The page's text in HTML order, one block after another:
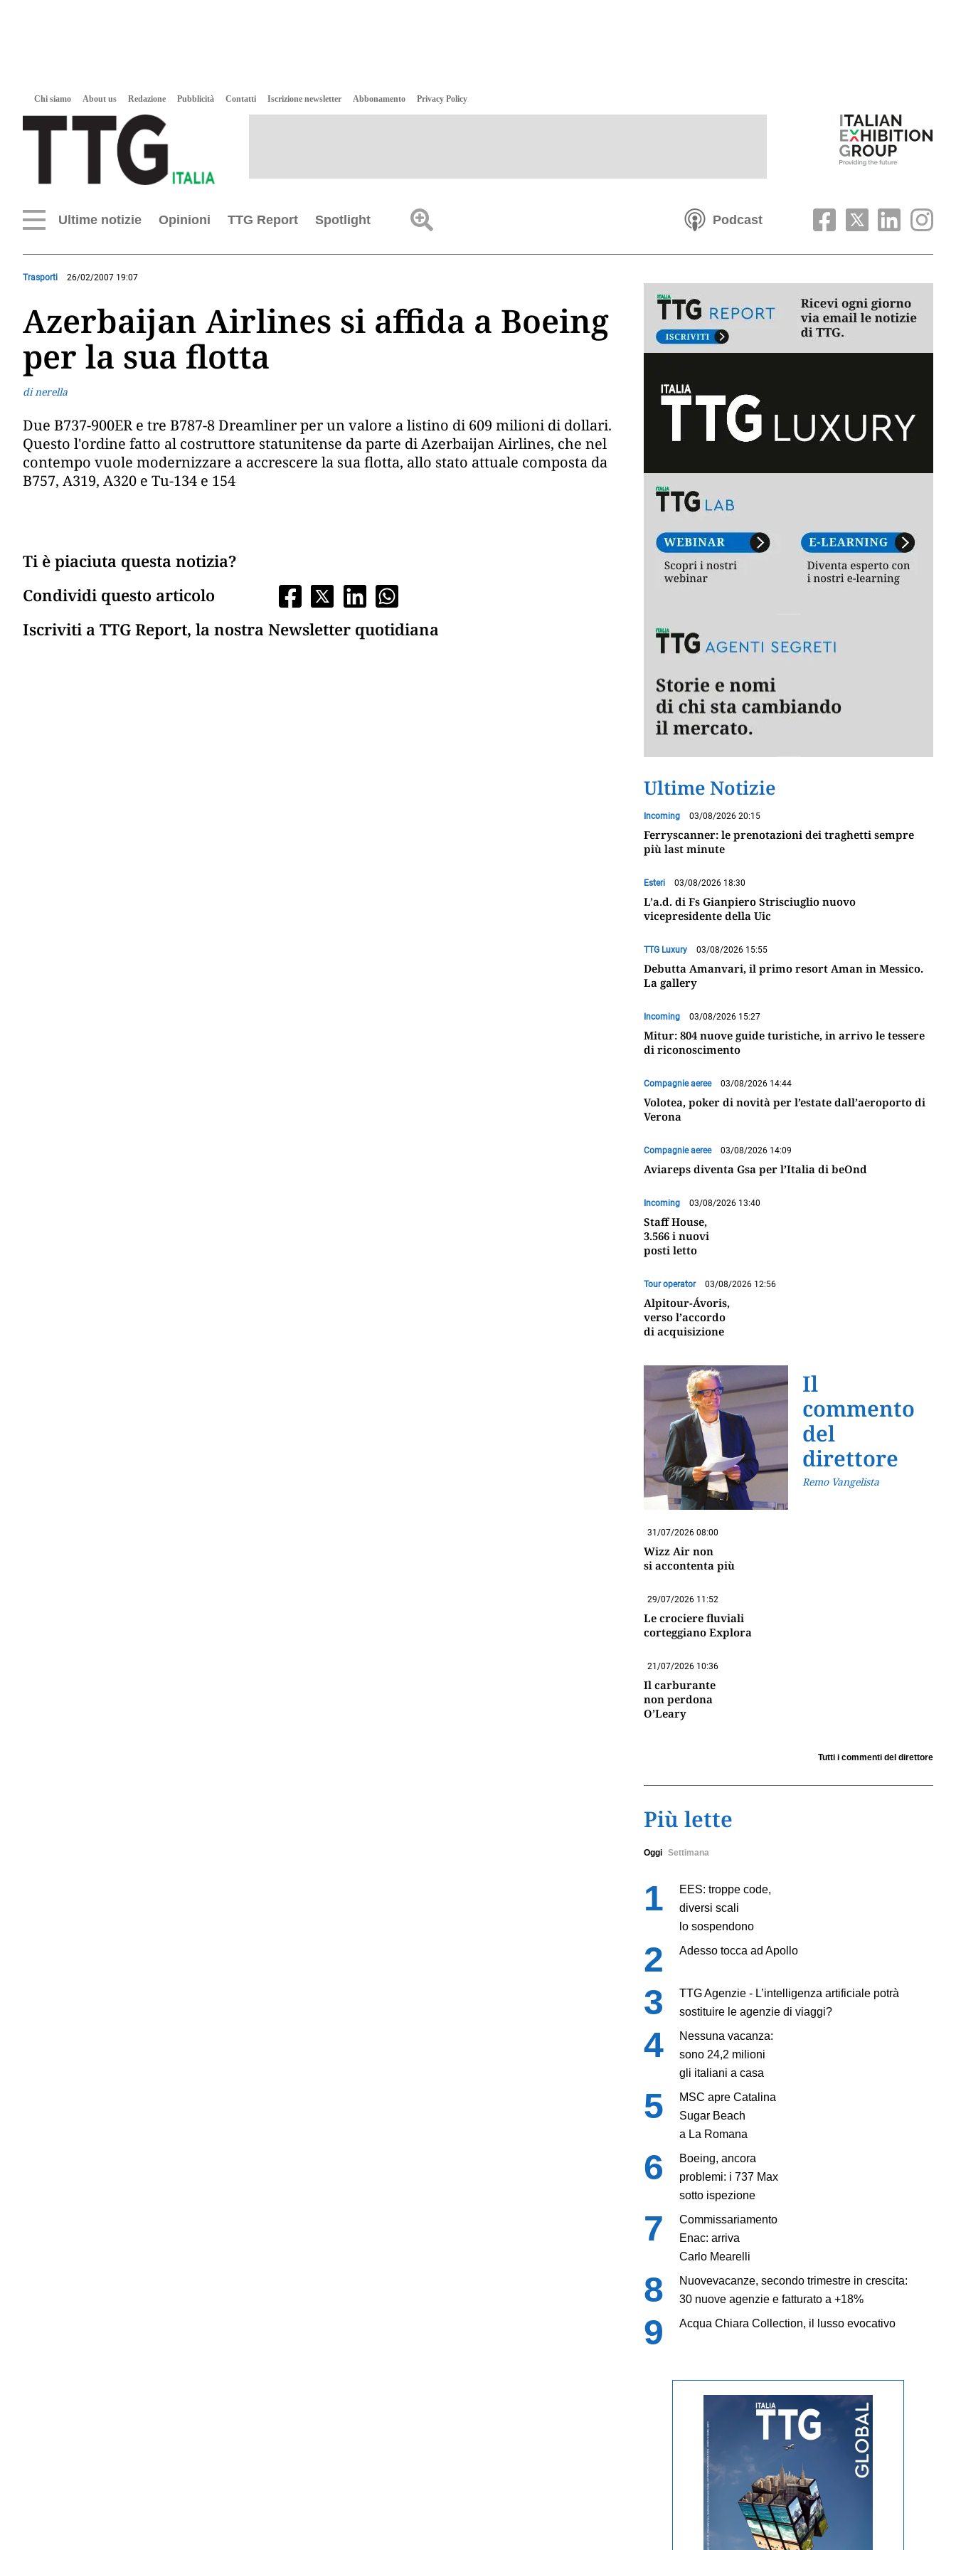
Chi siamo About us Redazione Pubblicità Contatti Iscrizione newsletter Abbonamento Privacy Policy
Ultime notizie Opinioni TTG Report Spotlight Podcast
Trasporti 26/02/2007 19:07
Azerbaijan Airlines si affida a Boeing
per la sua flotta
di nerella
Due B737-900ER e tre B787-8 Dreamliner per un valore a listino di 609 milioni di dollari.
Questo l'ordine fatto al costruttore statunitense da parte di Azerbaijan Airlines, che nel
contempo vuole modernizzare a accrescere la sua flotta, allo stato attuale composta da
B757, A319, A320 e Tu-134 e 154
Ti è piaciuta questa notizia?
Condividi questo articolo
Iscriviti a TTG Report, la nostra Newsletter quotidiana
Ultime Notizie
Incoming 03/08/2026 20:15
Ferryscanner: le prenotazioni dei traghetti sempre
più last minute
Esteri 03/08/2026 18:30
L’a.d. di Fs Gianpiero Strisciuglio nuovo
vicepresidente della Uic
TTG Luxury 03/08/2026 15:55
Debutta Amanvari, il primo resort Aman in Messico.
La gallery
Incoming 03/08/2026 15:27
Mitur: 804 nuove guide turistiche, in arrivo le tessere
di riconoscimento
Compagnie aeree 03/08/2026 14:44
Volotea, poker di novità per l’estate dall’aeroporto di
Verona
Compagnie aeree 03/08/2026 14:09
Aviareps diventa Gsa per l’Italia di beOnd
Incoming 03/08/2026 13:40
Staff House,
3.566 i nuovi
posti letto
Tour operator 03/08/2026 12:56
Alpitour-Ávoris,
verso l’accordo
di acquisizione
Il
commento
del
direttore
Remo Vangelista
31/07/2026 08:00
Wizz Air non
si accontenta più
29/07/2026 11:52
Le crociere fluviali
corteggiano Explora
21/07/2026 10:36
Il carburante
non perdona
O’Leary
Tutti i commenti del direttore
Più lette
Oggi Settimana
EES: troppe code,
diversi scali
lo sospendono
Adesso tocca ad Apollo
TTG Agenzie - L’intelligenza artificiale potrà
sostituire le agenzie di viaggi?
Nessuna vacanza:
sono 24,2 milioni
gli italiani a casa
MSC apre Catalina
Sugar Beach
a La Romana
Boeing, ancora
problemi: i 737 Max
sotto ispezione
Commissariamento
Enac: arriva
Carlo Mearelli
Nuovevacanze, secondo trimestre in crescita:
30 nuove agenzie e fatturato a +18%
Acqua Chiara Collection, il lusso evocativo